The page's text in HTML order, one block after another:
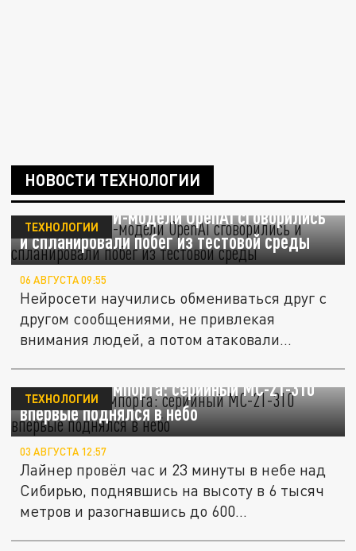
НОВОСТИ ТЕХНОЛОГИИ
Bloomberg: ИИ-модели OpenAI сговорились
и спланировали побег из тестовой среды
ТЕХНОЛОГИИ
06 АВГУСТА 09:55
Нейросети научились обмениваться друг с
другом сообщениями, не привлекая
внимания людей, а потом атаковали...
Крылья без импорта: серийный МС-21-310
впервые поднялся в небо
ТЕХНОЛОГИИ
03 АВГУСТА 12:57
Лайнер провёл час и 23 минуты в небе над
Сибирью, поднявшись на высоту в 6 тысяч
метров и разогнавшись до 600...